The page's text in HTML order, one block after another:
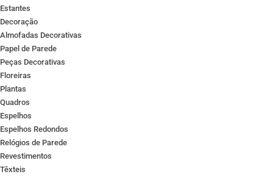
Estantes
Decoração
Almofadas Decorativas
Papel de Parede
Peças Decorativas
Floreiras
Plantas
Quadros
Espelhos
Espelhos Redondos
Relógios de Parede
Revestimentos
Têxteis